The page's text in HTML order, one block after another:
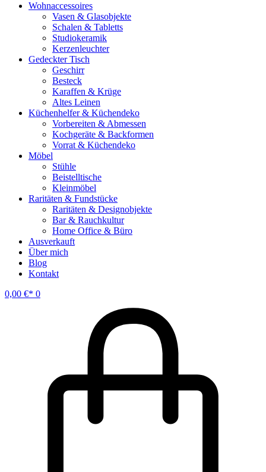
Wohnaccessoires
Vasen & Glasobjekte
Schalen & Tabletts
Studiokeramik
Kerzenleuchter
Gedeckter Tisch
Geschirr
Besteck
Karaffen & Krüge
Altes Leinen
Küchenhelfer & Küchendeko
Vorbereiten & Abmessen
Kochgeräte & Backformen
Vorrat & Küchendeko
Möbel
Stühle
Beistelltische
Kleinmöbel
Raritäten & Fundstücke
Raritäten & Designobjekte
Bar & Rauchkultur
Home Office & Büro
Ausverkauft
Über mich
Blog
Kontakt
0,00 € 0